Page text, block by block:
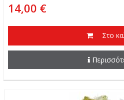
14,00 €
Στο